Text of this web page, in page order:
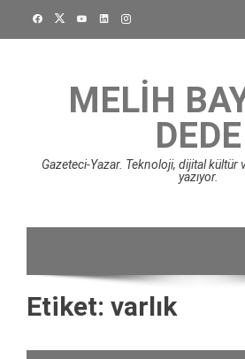
MELIH
DEDE
Gazeteci-Yazar. Teknoloji, dijital kültür
yazıyor.
Etiket: varlık